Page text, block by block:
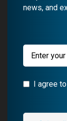
e
a
news, and
Enter
I agree